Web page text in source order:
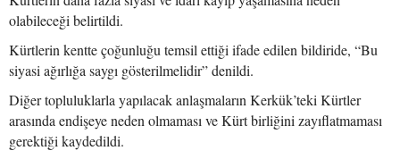
olabileceği belirtildi.
Kürtlerin kentte çoğunluğu temsil ettiği ifade edilen bildiride, “Bu
siyasi ağırlığa saygı gösterilmelidir” denildi.
Diğer topluluklarla yapılacak anlaşmaların Kerkük’teki Kürtler
arasında endişeye neden olmaması ve Kürt birliğini zayıflatmaması
gerektiği kaydedildi.